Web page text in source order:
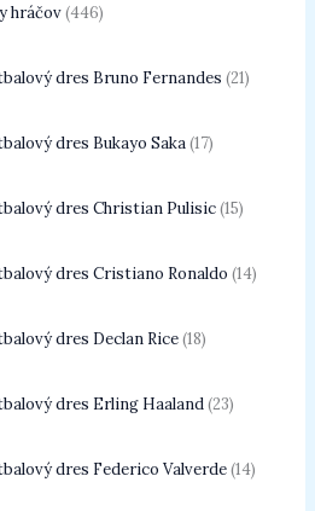
hráčov 446
dres Bruno Fernandes 21
dres Bukayo Saka 17
dres Christian Pulisic 15
dres Cristiano Ronaldo 14
dres Declan Rice 18
dres Erling Haaland 23
dres Federico Valverde 14